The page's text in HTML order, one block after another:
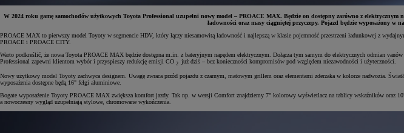
Od81 900 zł
Yaris Cross
HYBRID
W 2024 roku gamę samochodów użytkowych Toyota Professional uzupełni nowy model – PROACE MAX. Będzie on dostępny zarówno z
ładowności oraz masy ciągniętej przyczepy. Pojazd będzie wyposażony w
PROACE MAX to pierwszy model Toyoty w segmencie HDV, który łączy niesamowitą ładowność i najlepszą w klasie pojemność przestrzeni ładunkowej z
PROACE i PROACE CITY.
Warto podkreślić, że nowa Toyota PROACE MAX będzie dostępna m.in. z bateryjnym napędem elektrycznym. Dołącza tym samym do elektrycznych odmian
Professional zapewni klientom wybór i przyspieszy redukcję emisji CO 2 już dziś – bez konieczności kompromisów pod względem niezawodności i użyteczności.
Nowy użytkowy model Toyoty zachwyca designem. Uwagę zwraca przód pojazdu z czarnym, matowym grillem oraz elementami zderzaka w kolorze nadwozia.
wyposażenia dostępne będą 16" felgi aluminiowe.
Bogate wyposażenie Toyoty PROACE MAX zwiększa komfort jazdy. Tak np. w wersji Comfort znajdziemy 7" kolorowy wyświetlacz na tablicy wskaźników oraz
a nowoczesny wygląd uzupełniają stylowe, chromowane wykończenia.